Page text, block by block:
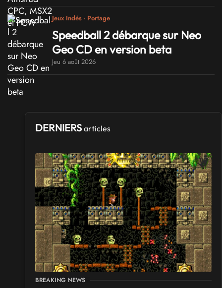
Jeux Indés - Portage
Speedball 2 débarque sur Neo
Geo CD en version beta
Jeu 6 août 2026
DERNIERS articles
BREAKING NEWS